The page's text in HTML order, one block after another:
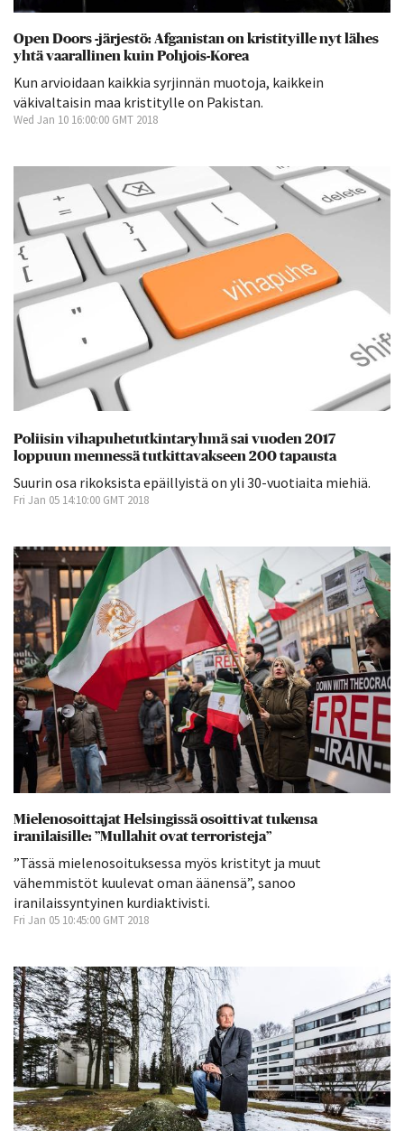
Open Doors -järjestö: Afganistan on kristityille nyt lähes
yhtä vaarallinen kuin Pohjois-Korea
Kun arvioidaan kaikkia syrjinnän muotoja, kaikkein
väkivaltaisin maa kristitylle on Pakistan.
Wed Jan 10 16:00:00 GMT 2018
Poliisin vihapuhetutkintaryhmä sai vuoden 2017
loppuun mennessä tutkittavakseen 200 tapausta
Suurin osa rikoksista epäillyistä on yli 30-vuotiaita miehiä.
Fri Jan 05 14:10:00 GMT 2018
Mielenosoittajat Helsingissä osoittivat tukensa
iranilaisille: ”Mullahit ovat terroristeja”
”Tässä mielenosoituksessa myös kristityt ja muut
vähemmistöt kuulevat oman äänensä”, sanoo
iranilaissyntyinen kurdiaktivisti.
Fri Jan 05 10:45:00 GMT 2018